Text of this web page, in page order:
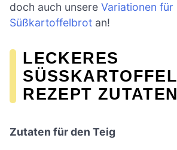
doch auch unsere Variationen für
Süßkartoffelbrot an!
LECKERES
EZEPT ZUTATEN
Zutaten für den Teig